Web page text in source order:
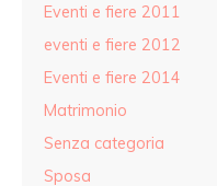
Eventi e fiere 2011
eventi e fiere 2012
Eventi e fiere 2014
Matrimonio
Senza categoria
Sposa